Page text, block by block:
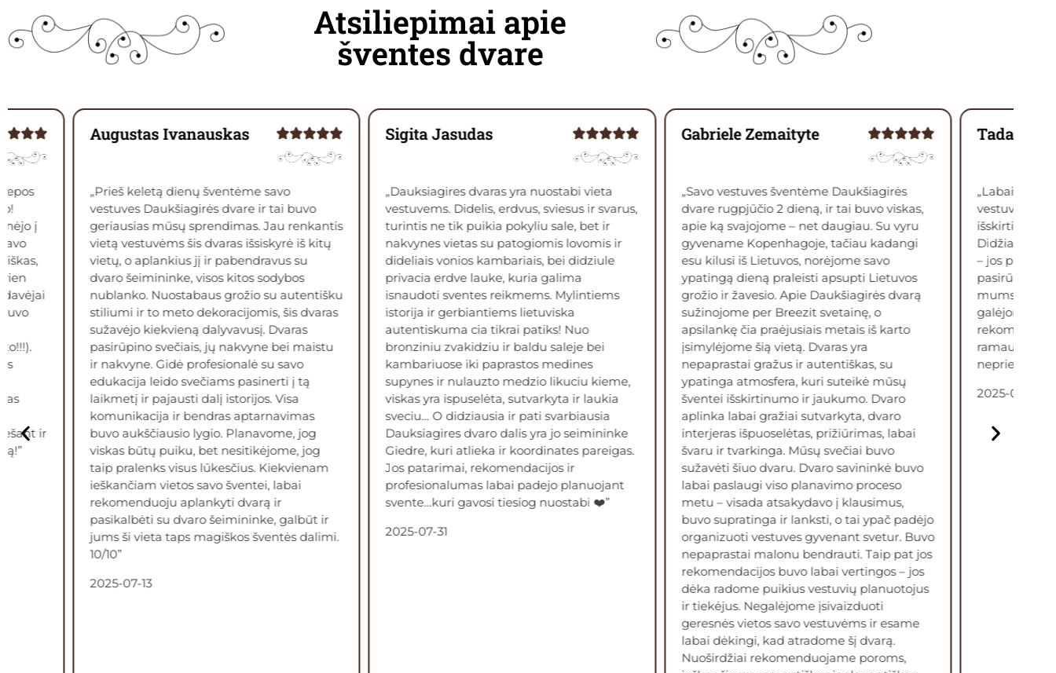
Atsiliepimai apie
šventes dvare
į
ir
Augustas Ivanauskas
„Prieš keletą dienų šventėme savo
vestuves Daukšiagirės dvare ir tai buvo
geriausias mūsų sprendimas. Jau renkantis
vietą vestuvėms šis dvaras išsiskyrė iš kitų
vietų, o aplankius jį ir pabendravus su
dvaro šeimininke, visos kitos sodybos
nublanko. Nuostabaus grožio su autentišku
stiliumi ir to meto dekoracijomis, šis dvaras
sužavėjo kiekvieną dalyvavusį. Dvaras
pasirūpino svečiais, jų nakvyne bei maistu
ir nakvyne. Gidė profesionalė su savo
edukacija leido svečiams pasinerti į tą
laikmetį ir pajausti dalį istorijos. Visa
komunikacija ir bendras aptarnavimas
buvo aukščiausio lygio. Planavome, jog
viskas būtų puiku, bet nesitikėjome, jog
taip pralenks visus lūkesčius. Kiekvienam
ieškančiam vietos savo šventei, labai
rekomenduoju aplankyti dvarą ir
pasikalbėti su dvaro šeimininke, galbūt ir
jums ši vieta taps magiškos šventės dalimi.
10/10”
2025-07-13
Sigita Jasudas
„Dauksiagires dvaras yra nuostabi vieta
vestuvems. Didelis, erdvus, sviesus ir svarus,
turintis ne tik puikia pokyliu sale, bet ir
nakvynes vietas su patogiomis lovomis ir
dideliais vonios kambariais, bei didziule
privacia erdve lauke, kuria galima
isnaudoti sventes reikmems. Mylintiems
istorija ir gerbiantiems lietuviska
autentiskuma cia tikrai patiks! Nuo
bronziniu zvakidziu ir baldu saleje bei
kambariuose iki paprastos medines
supynes ir nulauzto medzio likuciu kieme,
viskas yra ispuselėta, sutvarkyta ir laukia
sveciu… O didziausia ir pati svarbiausia
Dauksiagires dvaro dalis yra jo seimininke
Giedre, kuri atlieka ir koordinates pareigas.
Jos patarimai, rekomendacijos ir
profesionalumas labai padejo planuojant
svente…kuri gavosi tiesiog nuostabi ❤️”
2025-07-31
Gabriele Zemaityte
„Savo vestuves šventėme Daukšiagirės
dvare rugpjūčio 2 dieną, ir tai buvo viskas,
apie ką svajojome – net daugiau. Su vyru
gyvename Kopenhagoje, tačiau kadangi
esu kilusi iš Lietuvos, norėjome savo
ypatingą dieną praleisti apsupti Lietuvos
grožio ir žavesio. Apie Daukšiagirės dvarą
sužinojome per Breezit svetainę, o
apsilankę čia praėjusiais metais iš karto
įsimylėjome šią vietą. Dvaras yra
nepaprastai gražus ir autentiškas, su
ypatinga atmosfera, kuri suteikė mūsų
šventei išskirtinumo ir jaukumo. Dvaro
aplinka labai gražiai sutvarkyta, dvaro
interjeras išpuoselėtas, prižiūrimas, labai
švaru ir tvarkinga. Mūsų svečiai buvo
sužavėti šiuo dvaru. Dvaro savininkė buvo
labai paslaugi viso planavimo proceso
metu – visada atsakydavo į klausimus,
buvo supratinga ir lanksti, o tai ypač padėjo
organizuoti vestuves gyvenant svetur. Buvo
nepaprastai malonu bendrauti. Taip pat jos
rekomendacijos buvo labai vertingos – jos
dėka radome puikius vestuvių planuotojus
ir tiekėjus. Negalėjome įsivaizduoti
geresnės vietos savo vestuvėms ir esame
labai dėkingi, kad atradome šį dvarą.
Nuoširdžiai rekomenduojame poroms,
Tadas
„Labai
vestuvėms –
išskirtinė,
Didžiausias
– jos
pasirūpino,
mums
galėjome
ramaus ir
2025-09-01